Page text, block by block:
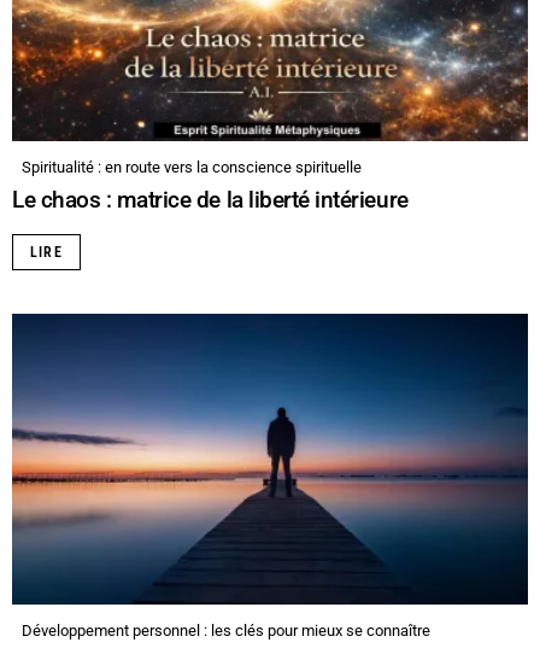
Spiritualité : en route vers la conscience spirituelle
Le chaos : matrice de la liberté intérieure
LIRE
Développement personnel : les clés pour mieux se connaître